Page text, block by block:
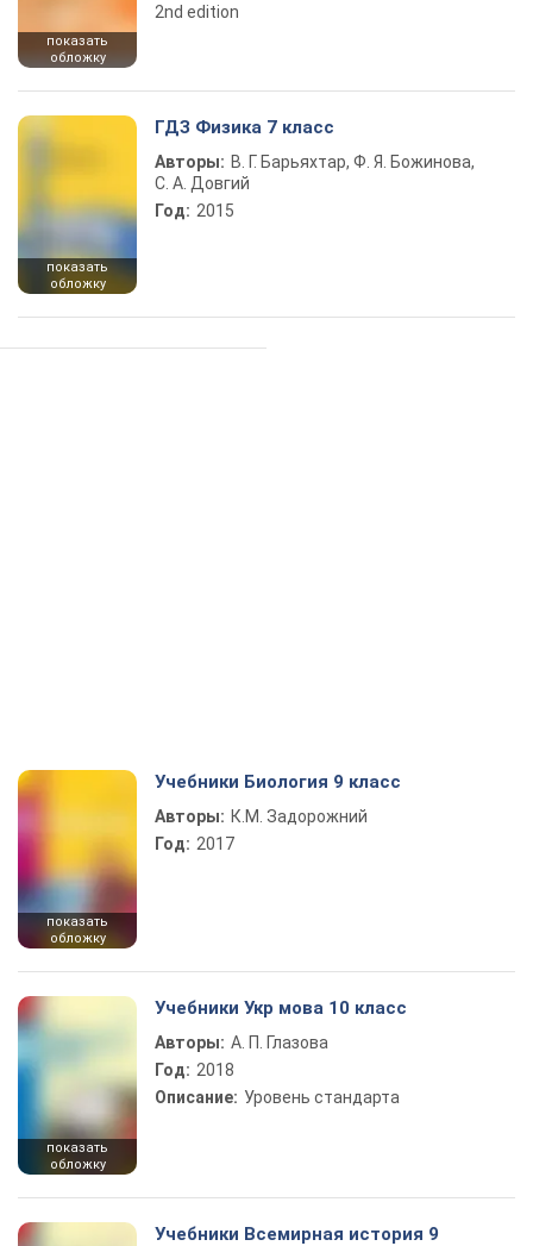
показать
обложку
2nd edition
показать
обложку
ГДЗ Физика 7 класс
Авторы: В. Г. Барьяхтар, Ф. Я. Божинова,
С. А. Довгий
Год: 2015
показать
обложку
Учебники Биология 9 класс
Авторы: К.М. Задорожний
Год: 2017
показать
обложку
Учебники Укр мова 10 класс
Авторы: А. П. Глазова
Год: 2018
Описание: Уровень стандарта
Учебники Всемирная история 9